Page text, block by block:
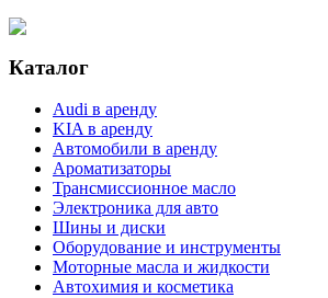
Каталог
Audi в аренду
KIA в аренду
Автомобили в аренду
Ароматизаторы
Трансмиссионное масло
Электроника для авто
Шины и диски
Оборудование и инструменты
Моторные масла и жидкости
Автохимия и косметика